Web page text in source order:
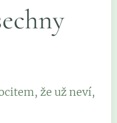
že už neví,